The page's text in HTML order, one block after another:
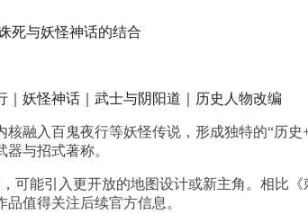
死与妖怪神话的结合
｜妖怪神话｜武士与阴阳道｜历史人物改编
核融入百鬼夜行等妖怪传说，形成独特的“历
与招式著称。
可能引入更开放的地图设计或新主角。相比
品值得关注后续官方信息。